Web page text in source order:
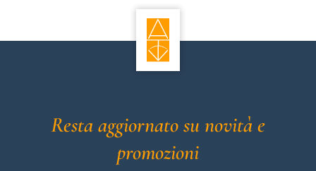
Resta aggiornato su novità e
promozioni